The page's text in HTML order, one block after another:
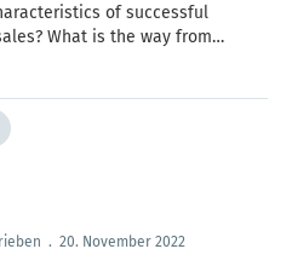
of successful
What is the way from
really work?
. 20. November 2022